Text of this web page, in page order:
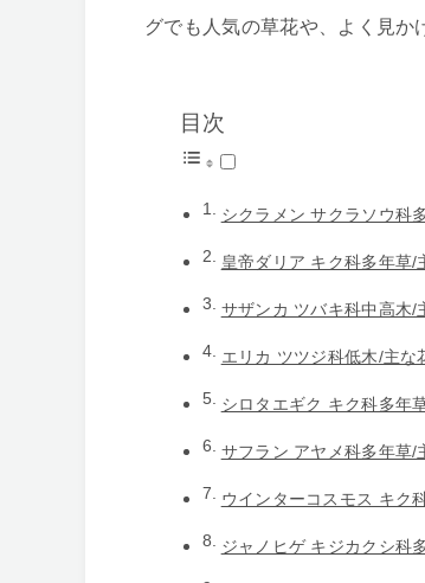
グでも人気の草花や、よく見か
目次
シクラメン サクラソウ科
皇帝ダリア キク科多年草/
サザンカ ツバキ科中高木/
エリカ ツツジ科低木/主な
シロタエギク キク科多年
サフラン アヤメ科多年草/
ウインターコスモス キク
ジャノヒゲ キジカクシ科